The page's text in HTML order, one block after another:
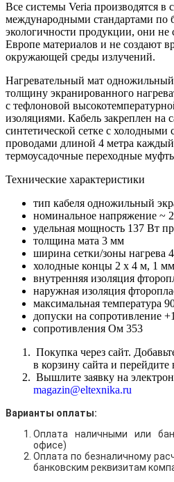
Все системы Veria производятся в
международными стандартами по
экологичности продукции, они не
Европе материалов и не создают
окружающей среды излучений.
Нагревательный мат
толщину экранированного
с тефлоновой
изоляциями. Кабель закреплен на
синтетической сетке с холодными
проводами длиной 4 метра
термоусадочные переходные
Технические характеристики
тип кабеля одножильный
номинальное напряжение ~
удельная мощность 137 Вт
толщина мата 3 мм
ширина сетки/зоны нагрева
холодные концы 2 х 4 м, 1
внутренняя изоляция
наружная изоляция
максимальная температура
допуски на сопротивление
сопротивления Ом 353
Покупка через сайт.
в корзину сайта и перейдите
Вышлите заявку на
magazin@eltexnika.ru
Варианты оплаты:
Оплата наличными или
офисе)
Оплата по безналичному
банковским реквизитам